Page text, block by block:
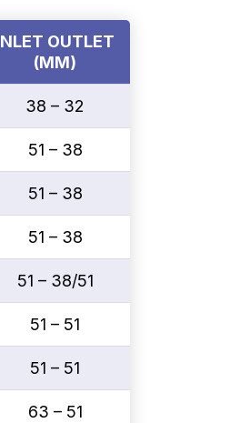
OUTLET
(MM)
38 – 32
51 – 38
51 – 38
51 – 38
51 – 38/51
51 – 51
51 – 51
63 – 51